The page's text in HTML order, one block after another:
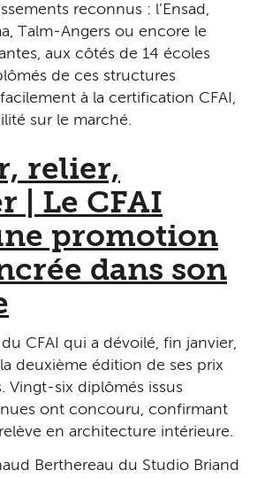
reconnus : l’Ensad,
Talm-Angers ou encore le
aux côtés de 14 écoles
de ces structures
à la certification CFAI,
sur le marché.
relier,
| Le CFAI
promotion
dans son
CFAI qui a dévoilé, fin janvier,
deuxième édition de ses prix
Vingt-six diplômés issus
ont concouru, confirmant
en architecture intérieure.
Berthereau du Studio Briand